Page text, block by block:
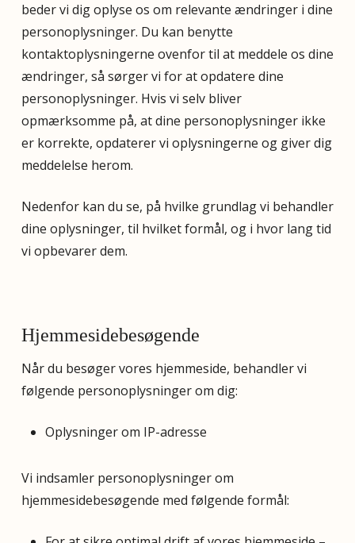
beder vi dig oplyse os om relevante ændringer i dine
personoplysninger. Du kan benytte
kontaktoplysningerne ovenfor til at meddele os dine
ændringer, så sørger vi for at opdatere dine
personoplysninger. Hvis vi selv bliver
opmærksomme på, at dine personoplysninger ikke
er korrekte, opdaterer vi oplysningerne og giver dig
meddelelse herom.
Nedenfor kan du se, på hvilke grundlag vi behandler
dine oplysninger, til hvilket formål, og i hvor lang tid
vi opbevarer dem.
Hjemmesidebesøgende
Når du besøger vores hjemmeside, behandler vi
følgende personoplysninger om dig:
Oplysninger om IP-adresse
Vi indsamler personoplysninger om
hjemmesidebesøgende med følgende formål: